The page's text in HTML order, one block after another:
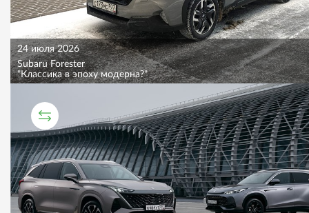
24 июля 2026
Subaru Forester
"Классика в эпоху модерна?"
СРАВНИТЕЛЬНЫЙ ТЕСТ